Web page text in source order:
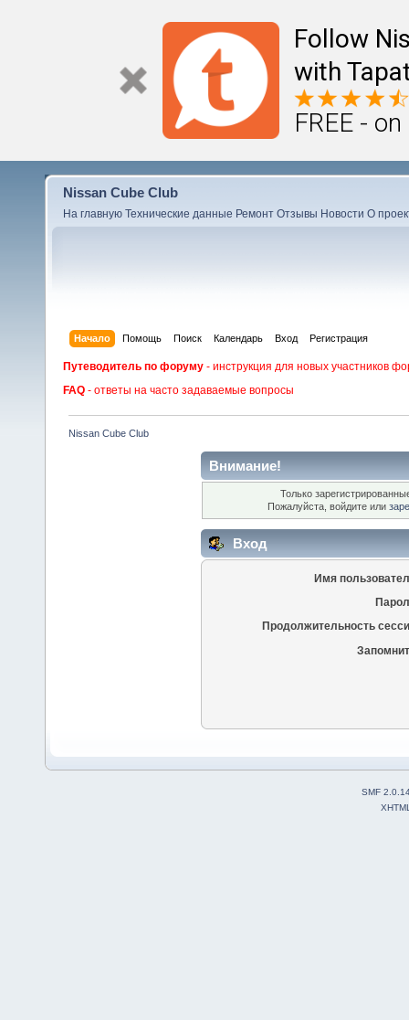
Follow
with
FREE -
Nissan Cube Club
На главную Технические данные Ремонт Отзывы Новости О
Начало Помощь Поиск Календарь Вход Регистрация
Путеводитель по форуму - инструкция для новых участников
FAQ - ответы на часто задаваемые вопросы
Nissan Cube Club
Внимание!
Только
Пожалуйста, войдите или
Вход
Имя
Продолжительность
SMF